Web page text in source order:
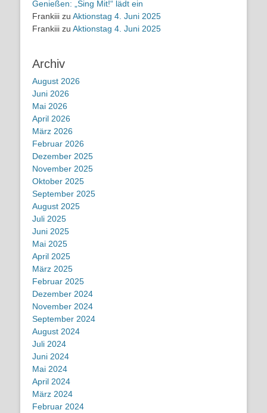
Genießen: „Sing Mit!“ lädt ein
Frankiii zu Aktionstag 4. Juni 2025
Frankiii zu Aktionstag 4. Juni 2025
Archiv
August 2026
Juni 2026
Mai 2026
April 2026
März 2026
Februar 2026
Dezember 2025
November 2025
Oktober 2025
September 2025
August 2025
Juli 2025
Juni 2025
Mai 2025
April 2025
März 2025
Februar 2025
Dezember 2024
November 2024
September 2024
August 2024
Juli 2024
Juni 2024
Mai 2024
April 2024
März 2024
Februar 2024